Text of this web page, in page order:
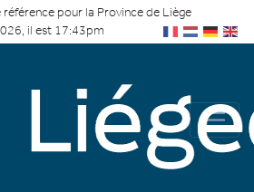
pour la Province de Liège
il est 17:43pm